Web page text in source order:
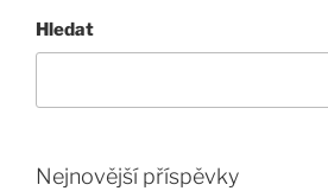
Hledat
Nejnovější příspěvky